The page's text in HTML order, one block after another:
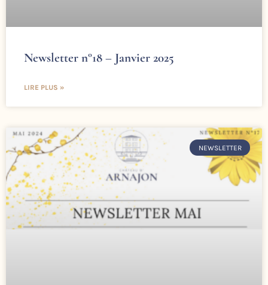
Newsletter n°18 – Janvier 2025
LIRE PLUS »
NEWSLETTER